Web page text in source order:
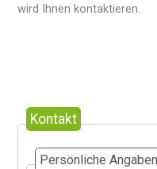
wird Ihnen kontaktieren.
Kontakt
Persönliche Angaben